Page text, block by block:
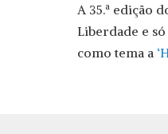
A 35.ª edição
Liberdade e
como tema a